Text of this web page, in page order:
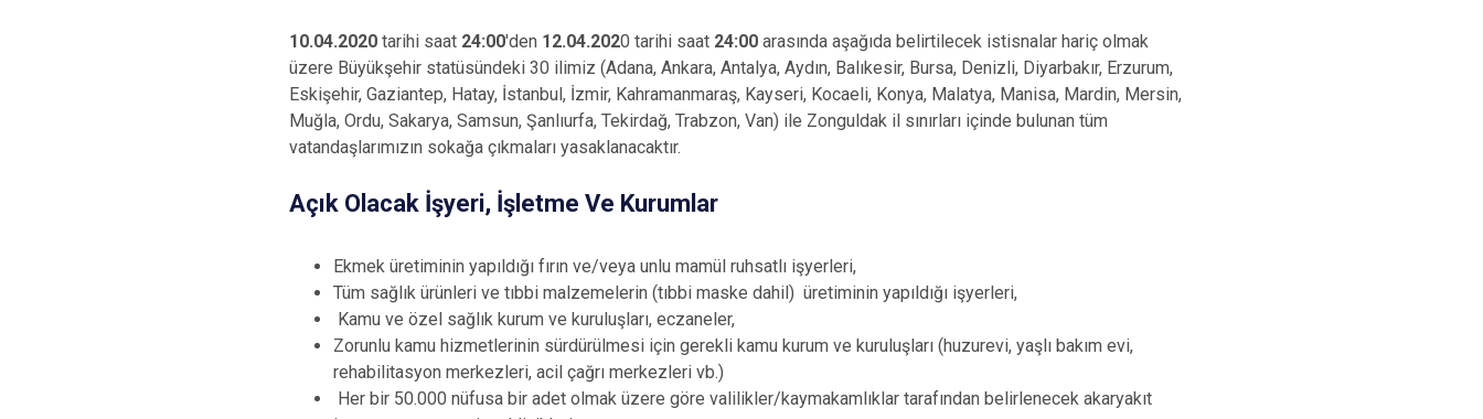
10.04.2020 tarihi saat 24:00'den 12.04.2020 tarihi saat 24:00 arasında aşağıda belirtilecek istisnalar hariç olmak
üzere Büyükşehir statüsündeki 30 ilimiz (Adana, Ankara, Antalya, Aydın, Balıkesir, Bursa, Denizli, Diyarbakır, Erzurum,
Eskişehir, Gaziantep, Hatay, İstanbul, İzmir, Kahramanmaraş, Kayseri, Kocaeli, Konya, Malatya, Manisa, Mardin, Mersin,
Muğla, Ordu, Sakarya, Samsun, Şanlıurfa, Tekirdağ, Trabzon, Van) ile Zonguldak il sınırları içinde bulunan tüm
vatandaşlarımızın sokağa çıkmaları yasaklanacaktır.
Açık Olacak İşyeri, İşletme Ve Kurumlar
Ekmek üretiminin yapıldığı fırın ve/veya unlu mamül ruhsatlı işyerleri,
Tüm sağlık ürünleri ve tıbbi malzemelerin (tıbbi maske dahil) üretiminin yapıldığı işyerleri,
Kamu ve özel sağlık kurum ve kuruluşları, eczaneler,
Zorunlu kamu hizmetlerinin sürdürülmesi için gerekli kamu kurum ve kuruluşları (huzurevi, yaşlı bakım evi,
rehabilitasyon merkezleri, acil çağrı merkezleri vb.)
Her bir 50.000 nüfusa bir adet olmak üzere göre valilikler/kaymakamlıklar tarafından belirlenecek akaryakıt